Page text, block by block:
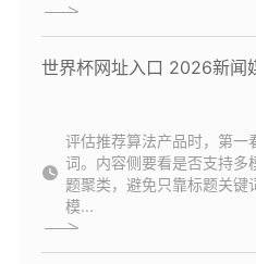
世界杯网址入口 2026新闻
评估推荐算法产品时，第一
词。内容侧要看是否支持多
题聚类，避免只靠标题关键
模...